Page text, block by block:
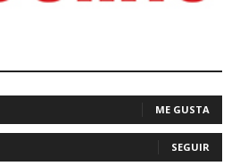
ME GUSTA
SEGUIR